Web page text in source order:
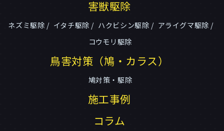
害獣駆除
ネズミ駆除 イタチ駆除 ハクビシン駆除
アライグマ駆除
コウモリ駆除
鳥害対策（鳩・カラス）
鳩対策・駆除
施工事例
コラム